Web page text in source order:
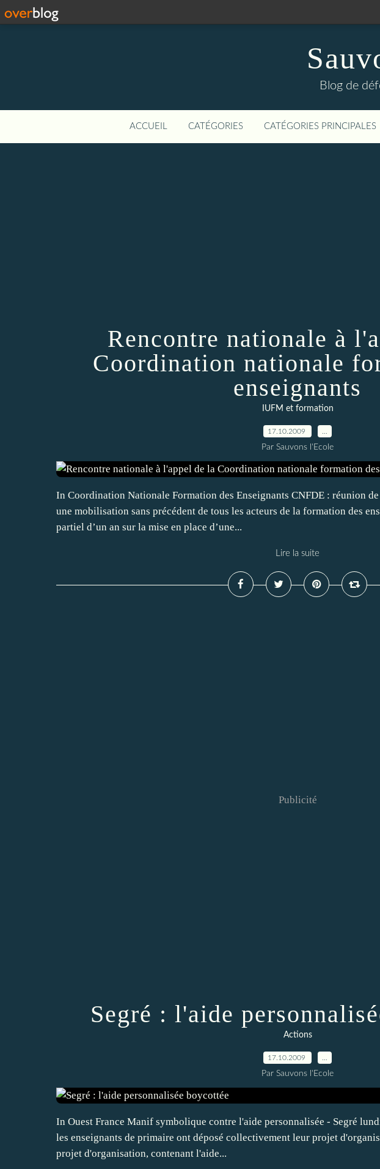
Blog de
ACCUEIL CATÉGORIES CATÉGORIES PRINCIPALES
Rencontre nationale à
Coordination nationale
enseignants
IUFM et formation
17.10.2009
Par Sauvons l'Ecole
In Coordination Nationale Formation des Enseignants CNFDE : réunion
une mobilisation sans précédent de tous les acteurs de la formation des
partiel d’un an sur la mise en place d’une...
Lire la suite
Publicité
Segré : l'aide
Actions
17.10.2009
Par Sauvons l'Ecole
In Ouest France Manif symbolique contre l'aide personnalisée - Segré
les enseignants de primaire ont déposé collectivement leur projet
projet d'organisation, contenant l'aide...